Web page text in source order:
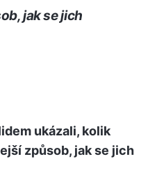
jak se jich
ukázali, kolik
způsob, jak se jich